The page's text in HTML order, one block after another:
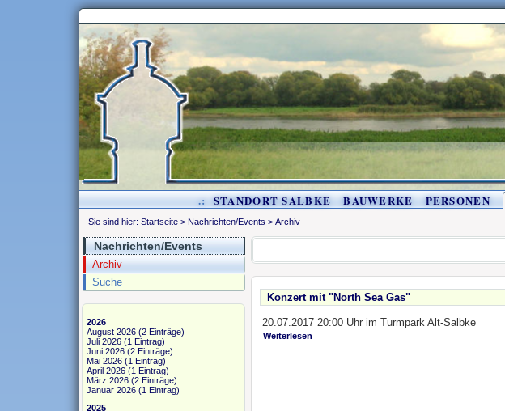
.: STANDORT SALBKE BAUWERKE PERSONEN
Sie sind hier: Startseite > Nachrichten/Events > Archiv
Nachrichten/Events
Archiv
Suche
2026
August 2026 (2 Einträge)
Juli 2026 (1 Eintrag)
Juni 2026 (2 Einträge)
Mai 2026 (1 Eintrag)
April 2026 (1 Eintrag)
März 2026 (2 Einträge)
Januar 2026 (1 Eintrag)
2025
Konzert mit "North Sea Gas"
20.07.2017 20:00 Uhr im Turmpark Alt-Salbke
Weiterlesen